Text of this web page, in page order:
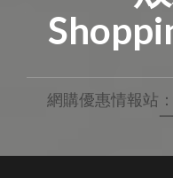
網購優惠情報站